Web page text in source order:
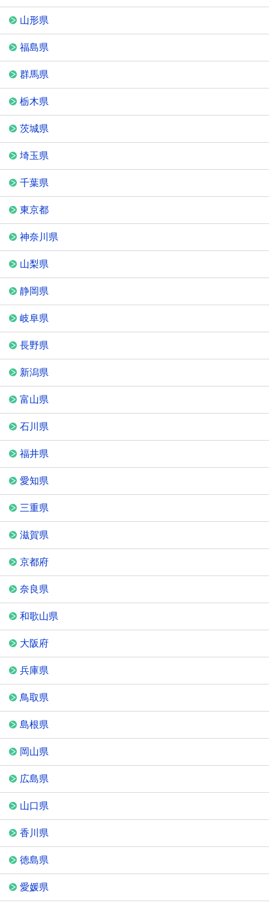
山形県
福島県
群馬県
栃木県
茨城県
埼玉県
千葉県
東京都
神奈川県
山梨県
静岡県
岐阜県
長野県
新潟県
富山県
石川県
福井県
愛知県
三重県
滋賀県
京都府
奈良県
和歌山県
大阪府
兵庫県
鳥取県
島根県
岡山県
広島県
山口県
香川県
徳島県
愛媛県